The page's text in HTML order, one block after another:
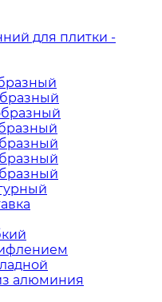
для плитки -
алюминия